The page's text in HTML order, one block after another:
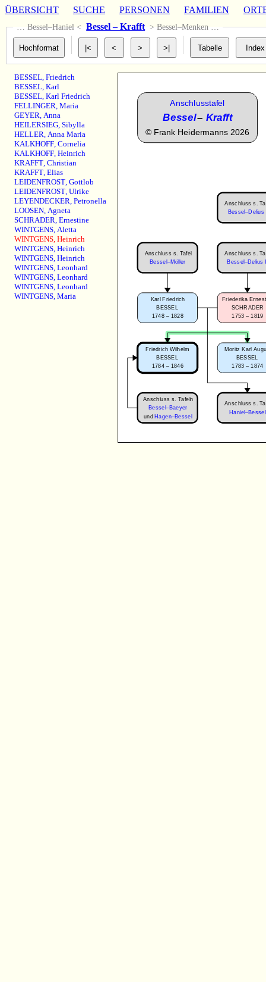
ÜBERSICHT SUCHE PERSONEN FAMILIEN
… Bessel–Haniel < Bessel – Krafft > Bessel–Menken …
BESSEL ,Friedrich
BESSEL ,Karl
BESSEL ,Karl Friedrich
FELLINGER ,Maria
GEYER Anna
HEILERSIEG ,Sibylla
HELLER Anna Maria
KALKHOFF ,Cornelia
KALKHOFF ,Heinrich
KRAFFT ,Christian
KRAFFT ,Elias
LEIDENFROST ,Gottlob
LEIDENFROST ,Ulrike
LEYENDECKER ,Petronella
LOOSEN Agneta
SCHRADER ,Ernestine
WINTGENS Aletta
WINTGENS ,Heinrich
WINTGENS ,Heinrich
WINTGENS ,Heinrich
WINTGENS ,Leonhard
WINTGENS ,Leonhard
WINTGENS ,Leonhard
WINTGENS ,Maria
Moritz Karl
BESSEL
1783 – 1874
Friederika
SCHRADER
1753 – 1819
Karl Friedrich
BESSEL
1748 – 1828
Friedrich Wilhelm
BESSEL
1784 – 1846
Anschlusstafel
Bessel– Krafft
© Frank Heidermanns 2026
Anschluss s.
Bessel–Delius
Anschluss s.
Bessel–Delius
Anschluss s. Tafel
Bessel–Möller
Anschluss s.
Haniel–Bessel
Anschluss s. Tafeln
Bessel–Baeyer
undHagen–Bessel